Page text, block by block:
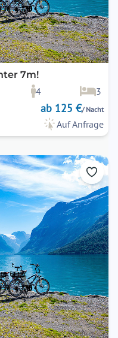
7m!
4
3
ab 125 €/ Nacht
Auf Anfrage